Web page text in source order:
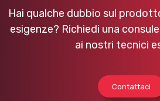
Hai qualche dubbio sul
esigenze? Richiedi una
ai nostri tecnici
Contattaci